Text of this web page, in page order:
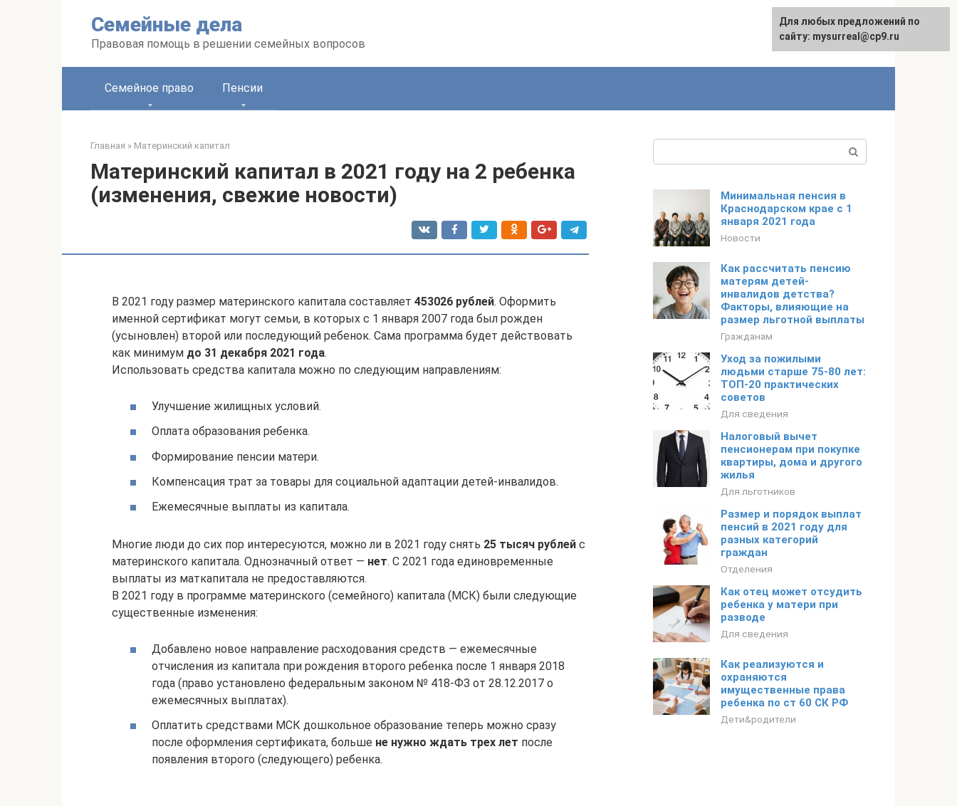
Семейные дела
Правовая помощь в решении семейных вопросов
Семейное право Пенсии
Главная » Материнский капитал
Материнский капитал в 2021 году на 2 ребенка
(изменения, свежие новости)
В 2021 году размер материнского капитала составляет 453026 рублей. Оформить
именной сертификат могут семьи, в которых с 1 января 2007 года был рожден
(усыновлен) второй или последующий ребенок. Сама программа будет действовать
как минимум до 31 декабря 2021 года.
Использовать средства капитала можно по следующим направлениям:
Улучшение жилищных условий.
Оплата образования ребенка.
Формирование пенсии матери.
Компенсация трат за товары для социальной адаптации детей-инвалидов.
Ежемесячные выплаты из капитала.
Многие люди до сих пор интересуются, можно ли в 2021 году снять 25 тысяч рублей с
материнского капитала. Однозначный ответ — нет. С 2021 года единовременные
выплаты из маткапитала не предоставляются.
В 2021 году в программе материнского (семейного) капитала (МСК) были следующие
существенные изменения:
Добавлено новое направление расходования средств — ежемесячные
отчисления из капитала при рождения второго ребенка после 1 января 2018
года (право установлено федеральным законом № 418-ФЗ от 28.12.2017 о
ежемесячных выплатах).
Оплатить средствами МСК дошкольное образование теперь можно сразу
после оформления сертификата, больше не нужно ждать трех лет после
появления второго (следующего) ребенка.
Минимальная пенсия в
Краснодарском крае с 1
января 2021 года
Новости
Как рассчитать пенсию
матерям детей-
инвалидов детства?
Факторы, влияющие на
размер льготной выплаты
Гражданам
Уход за пожилыми
людьми старше 75-80 лет:
ТОП-20 практических
советов
Для сведения
Налоговый вычет
пенсионерам при покупке
квартиры, дома и другого
жилья
Для льготников
Размер и порядок выплат
пенсий в 2021 году для
разных категорий
граждан
Отделения
Как отец может отсудить
ребенка у матери при
разводе
Для сведения
Как реализуются и
охраняются
имущественные права
ребенка по ст 60 СК РФ
Дети&родители
Для любых предложений по
сайту: mysurreal@cp9.ru